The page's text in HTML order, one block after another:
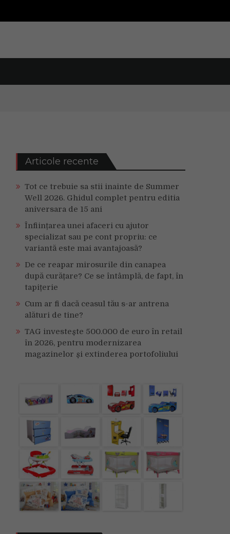
Articole recente
Tot ce trebuie sa stii inainte de Summer
Well 2026. Ghidul complet pentru editia
aniversara de 15 ani
Înființarea unei afaceri cu ajutor
specializat sau pe cont propriu: ce
variantă este mai avantajoasă?
De ce reapar mirosurile din canapea
după curățare? Ce se întâmplă, de fapt, în
tapițerie
Cum ar fi dacă ceasul tău s-ar antrena
alături de tine?
TAG investește 500.000 de euro în retail
în 2026, pentru modernizarea
magazinelor și extinderea portofoliului